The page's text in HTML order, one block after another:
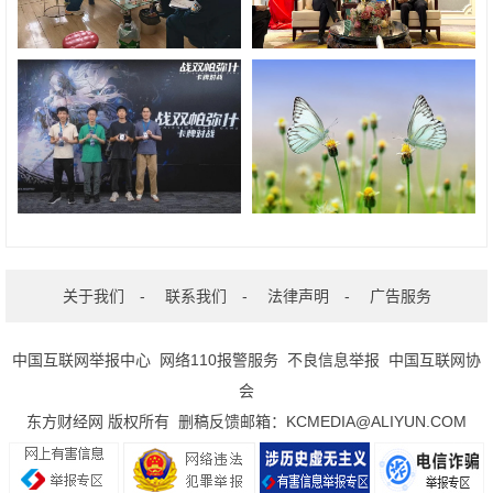
关于我们 - 联系我们 - 法律声明 - 广告服务
中国互联网举报中心 网络110报警服务 不良信息举报
中国互联网协
会
东方财经网 版权所有 删稿反馈邮箱：KCMEDIA@ALIYUN.COM